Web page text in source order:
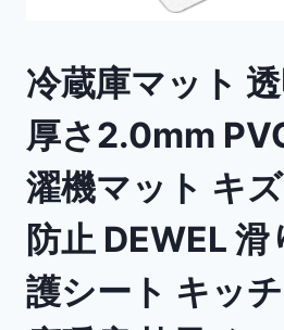
冷蔵庫マット
厚さ2.0mm
濯機マット キ
防止 DEWEL
護シート キッ